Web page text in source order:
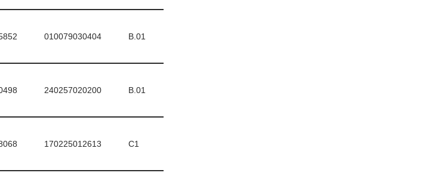
010079030404 B.01
240257020200 B.01
170225012613 C1